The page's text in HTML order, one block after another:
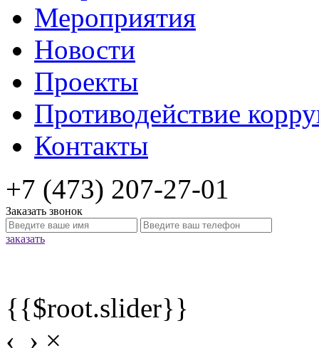
Мероприятия
Новости
Проекты
Противодействие
Контакты
+7 (473) 207-27-01
Заказать звонок
заказать
{{$root.slider}}
‹ › ×